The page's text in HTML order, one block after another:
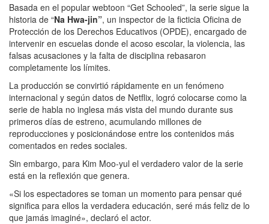
Basada en el popular webtoon “Get Schooled”, la serie sigue la
historia de “Na Hwa-jin”, un inspector de la ficticia Oficina de
Protección de los Derechos Educativos (OPDE), encargado de
intervenir en escuelas donde el acoso escolar, la violencia, las
falsas acusaciones y la falta de disciplina rebasaron
completamente los límites.
La producción se convirtió rápidamente en un fenómeno
internacional y según datos de Netflix, logró colocarse como la
serie de habla no inglesa más vista del mundo durante sus
primeros días de estreno, acumulando millones de
reproducciones y posicionándose entre los contenidos más
comentados en redes sociales.
Sin embargo, para Kim Moo-yul el verdadero valor de la serie
está en la reflexión que genera.
«Si los espectadores se toman un momento para pensar qué
significa para ellos la verdadera educación, seré más feliz de lo
que jamás imaginé», declaró el actor.